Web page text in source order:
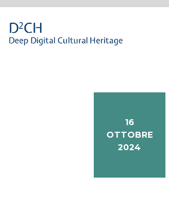
contenuto
16
OTTOBRE
2024